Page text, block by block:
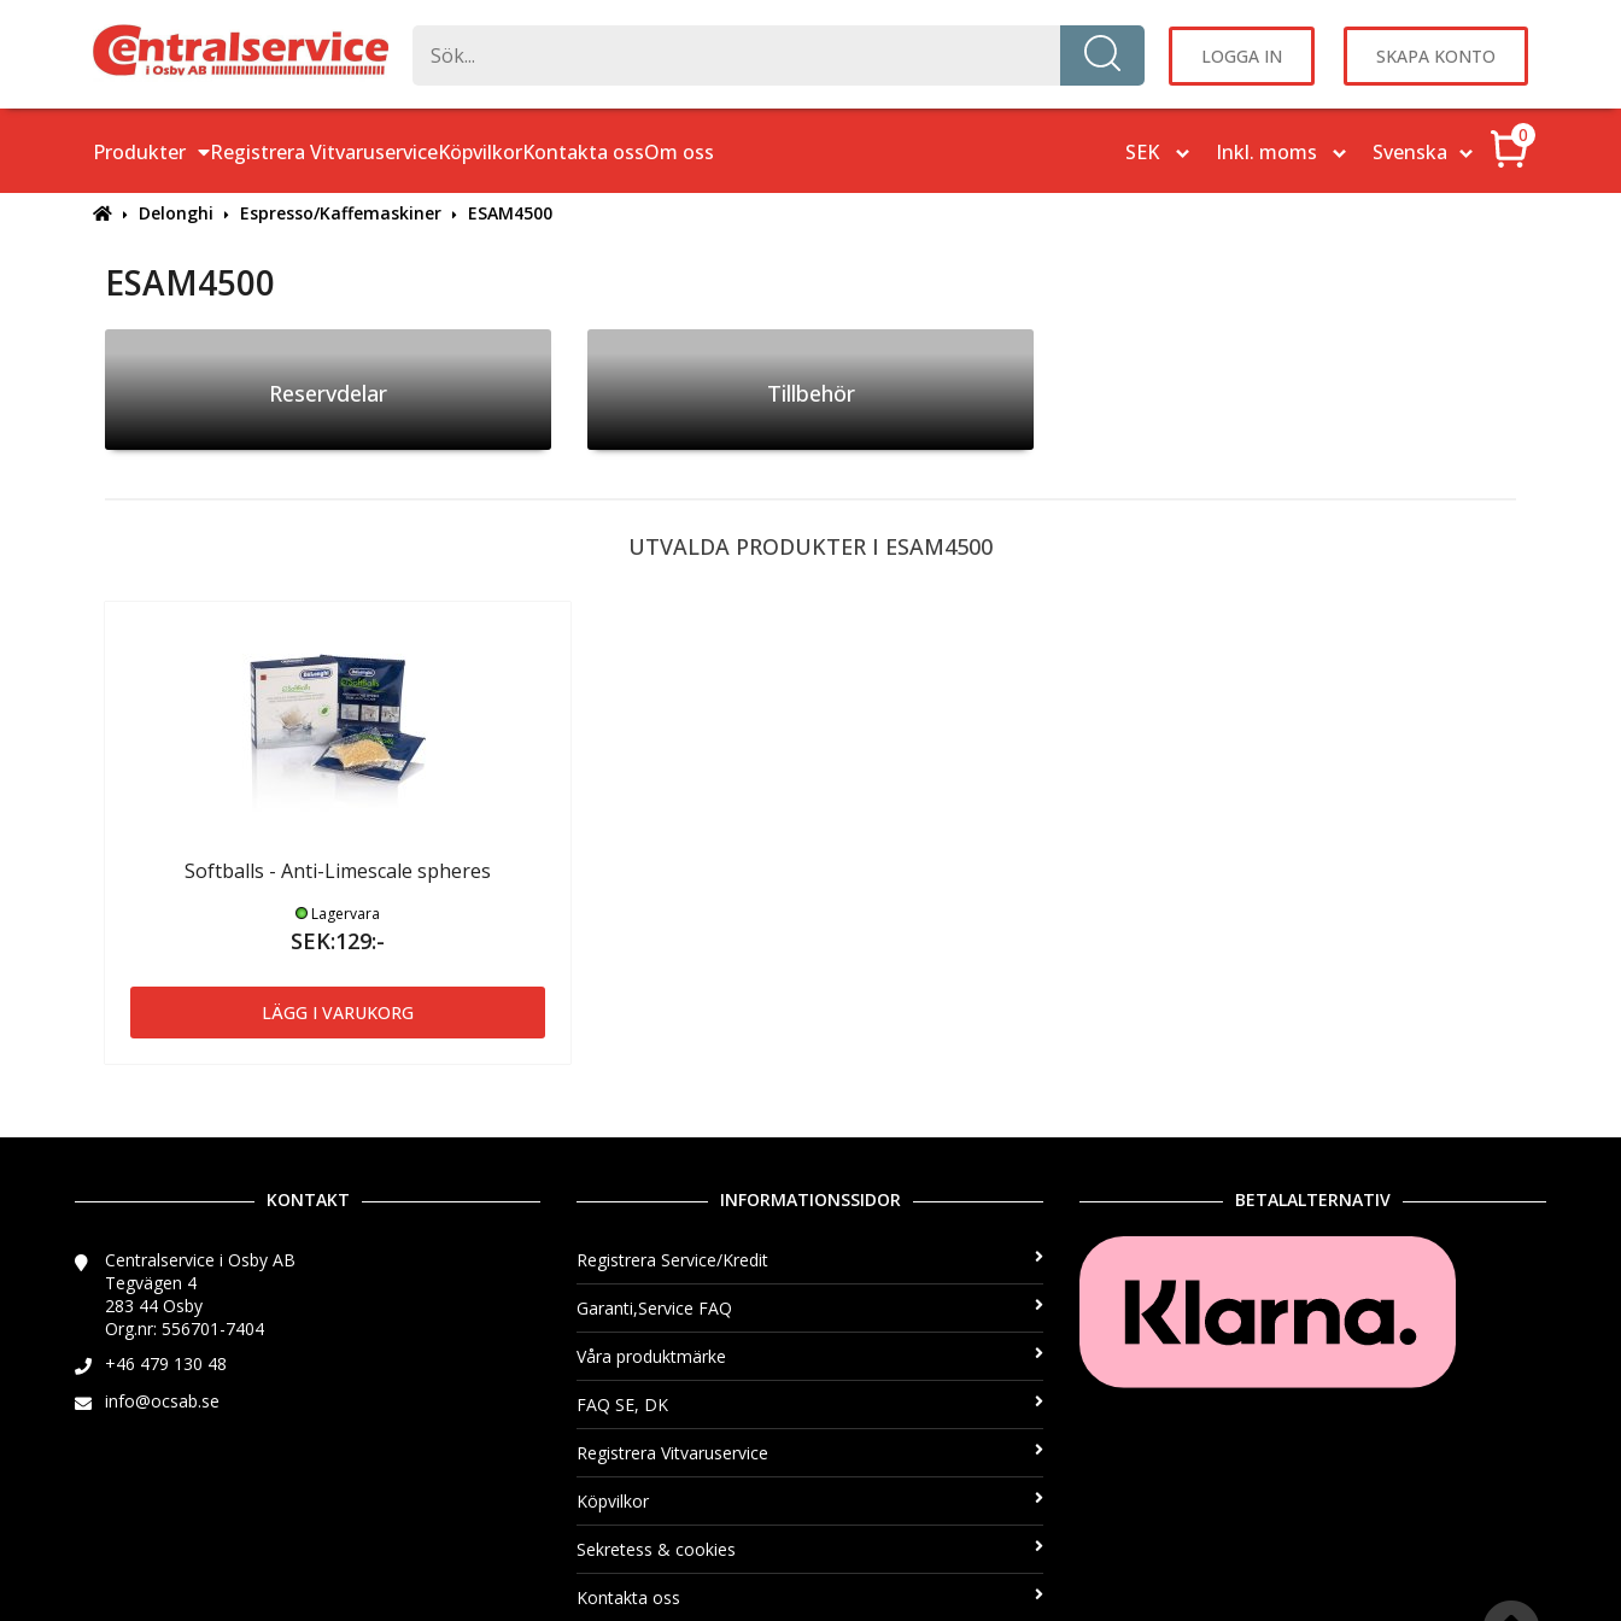
LOGGA IN SKAPA KONTO
Produkter Registrera VitvaruserviceKöpvilkorKontakta ossOm oss
0
Delonghi Espresso/Kaffemaskiner ESAM4500
ESAM4500
Reservdelar Tillbehör
UTVALDA PRODUKTER I ESAM4500
Softballs - Anti-Limescale spheres
Lagervara
SEK:129:-
LÄGG I VARUKORG
KONTAKT
Centralservice i Osby AB
Tegvägen 4
283 44 Osby
Org.nr: 556701-7404
+46 479 130 48
info@ocsab.se
INFORMATIONSSIDOR
Registrera Service/Kredit
Garanti,Service FAQ
Våra produktmärke
FAQ SE, DK
Registrera Vitvaruservice
Köpvilkor
Sekretess & cookies
Kontakta oss
BETALALTERNATIV